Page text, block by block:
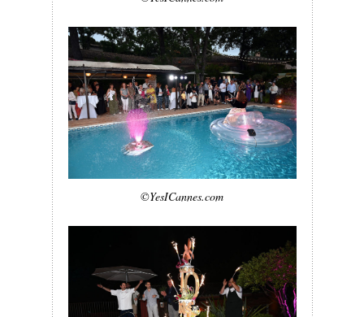
©YesICannes.com